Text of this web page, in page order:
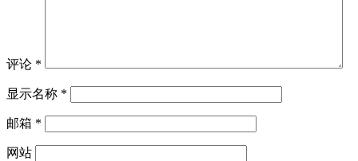
评论 *
显示名称 *
邮箱 *
网站